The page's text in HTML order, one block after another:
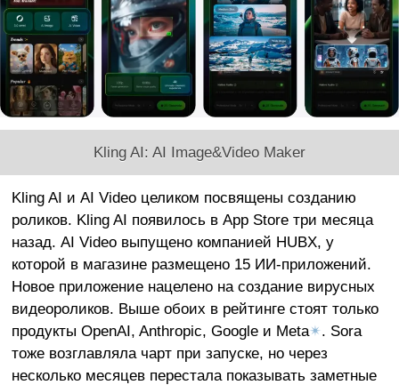
Kling AI: AI Image&Video Maker
Kling AI и AI Video целиком посвящены созданию
роликов. Kling AI появилось в App Store три месяца
назад. AI Video выпущено компанией HUBX, у
которой в магазине размещено 15 ИИ-приложений.
Новое приложение нацелено на создание вирусных
видеороликов. Выше обоих в рейтинге стоят только
продукты OpenAI, Anthropic, Google и Meta✴. Sora
тоже возглавляла чарт при запуске, но через
несколько месяцев перестала показывать заметные